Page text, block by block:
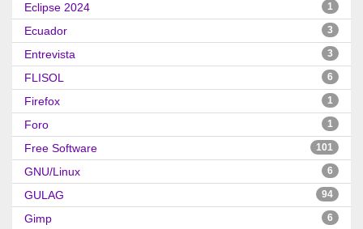
Eclipse 2024 1
Ecuador 3
Entrevista 3
FLISOL 6
Firefox 1
Foro 1
Free Software 101
GNU/Linux 6
GULAG 94
Gimp 6